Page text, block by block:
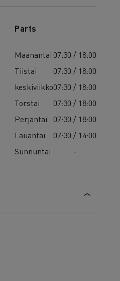
Parts
Maanantai 07:30 / 18:00
Tiistai
07:30 / 18:00
keskiviikko07:30 / 18:00
Torstai
07:30 / 18:00
Perjantai
07:30 / 18:00
Lauantai
07:30 / 14:00
Sunnuntai
-